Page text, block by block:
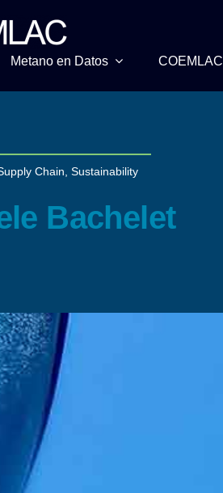
Metano en Datos COEMLAC
Chain Sustainability
Bachelet